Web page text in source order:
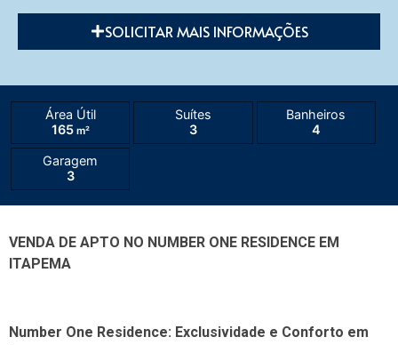
SOLICITAR MAIS INFORMAÇÕES
Área Útil
165m²
Suítes
3
Banheiros
4
Garagem
3
VENDA DE APTO NO NUMBER ONE RESIDENCE EM
ITAPEMA
Number One Residence: Exclusividade e Conforto em